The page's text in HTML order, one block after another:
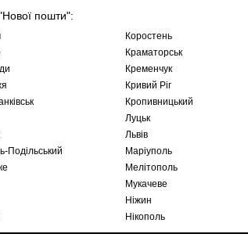
пошти":
Подільський
Коростень
Краматорськ
Кременчук
Кривий Ріг
Кропивницький
Луцьк
Львів
Маріуполь
Мелітополь
Мукачеве
Ніжин
Нікополь